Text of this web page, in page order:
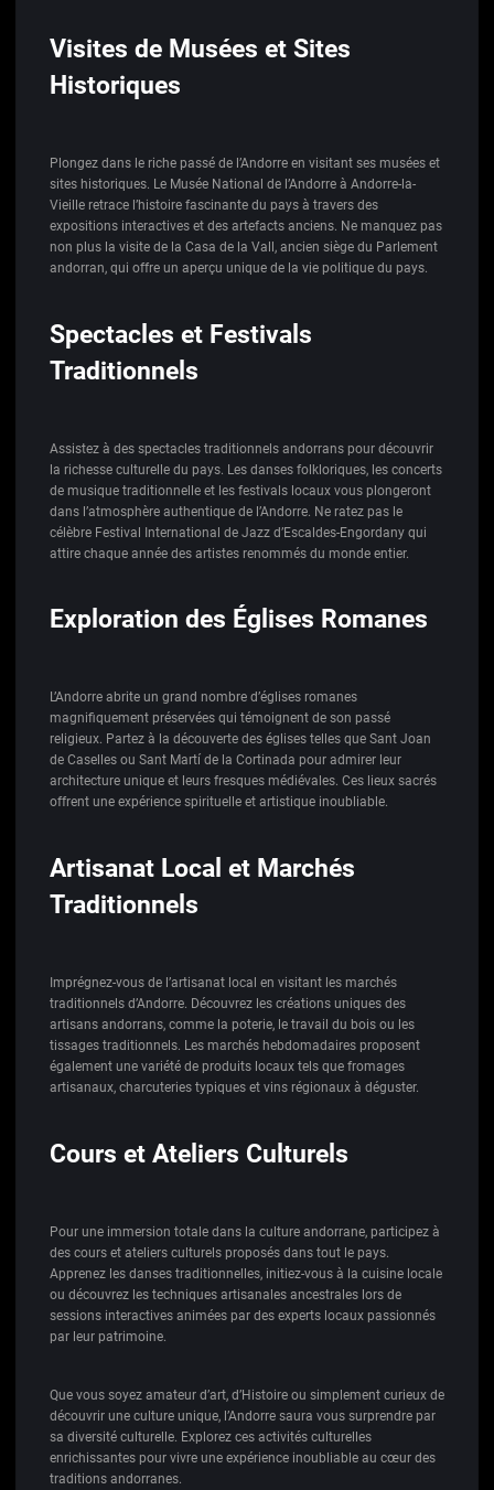
Visites de Musées et Sites
Historiques
Plongez dans le riche passé de l’Andorre en visitant ses musées et
sites historiques. Le Musée National de l’Andorre à Andorre-la-
Vieille retrace l’histoire fascinante du pays à travers des
expositions interactives et des artefacts anciens. Ne manquez pas
non plus la visite de la Casa de la Vall, ancien siège du Parlement
andorran, qui offre un aperçu unique de la vie politique du pays.
Spectacles et Festivals
Traditionnels
Assistez à des spectacles traditionnels andorrans pour découvrir
la richesse culturelle du pays. Les danses folkloriques, les concerts
de musique traditionnelle et les festivals locaux vous plongeront
dans l’atmosphère authentique de l’Andorre. Ne ratez pas le
célèbre Festival International de Jazz d’Escaldes-Engordany qui
attire chaque année des artistes renommés du monde entier.
Exploration des Églises Romanes
L’Andorre abrite un grand nombre d’églises romanes
magnifiquement préservées qui témoignent de son passé
religieux. Partez à la découverte des églises telles que Sant Joan
de Caselles ou Sant Martí de la Cortinada pour admirer leur
architecture unique et leurs fresques médiévales. Ces lieux sacrés
offrent une expérience spirituelle et artistique inoubliable.
Artisanat Local et Marchés
Traditionnels
Imprégnez-vous de l’artisanat local en visitant les marchés
traditionnels d’Andorre. Découvrez les créations uniques des
artisans andorrans, comme la poterie, le travail du bois ou les
tissages traditionnels. Les marchés hebdomadaires proposent
également une variété de produits locaux tels que fromages
artisanaux, charcuteries typiques et vins régionaux à déguster.
Cours et Ateliers Culturels
Pour une immersion totale dans la culture andorrane, participez à
des cours et ateliers culturels proposés dans tout le pays.
Apprenez les danses traditionnelles, initiez-vous à la cuisine locale
ou découvrez les techniques artisanales ancestrales lors de
sessions interactives animées par des experts locaux passionnés
par leur patrimoine.
Que vous soyez amateur d’art, d’Histoire ou simplement curieux de
découvrir une culture unique, l’Andorre saura vous surprendre par
sa diversité culturelle. Explorez ces activités culturelles
enrichissantes pour vivre une expérience inoubliable au cœur des
traditions andorranes.